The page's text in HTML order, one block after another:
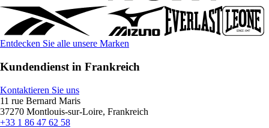
Entdecken Sie alle unsere Marken
Kundendienst in Frankreich
Kontaktieren Sie uns
11 rue Bernard Maris
37270 Montlouis-sur-Loire, Frankreich
+33 1 86 47 62 58